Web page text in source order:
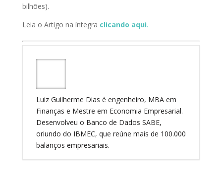
bilhões).
Leia o Artigo na íntegra clicando aqui.
Luiz Guilherme Dias é engenheiro, MBA em
Finanças e Mestre em Economia Empresarial.
Desenvolveu o Banco de Dados SABE,
oriundo do IBMEC, que reúne mais de 100.000
balanços empresariais.